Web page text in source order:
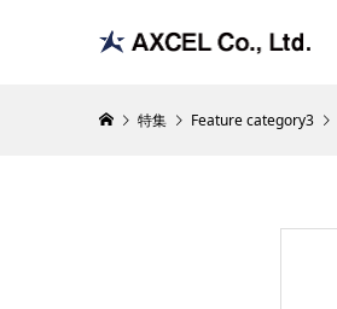
特集 Feature category3